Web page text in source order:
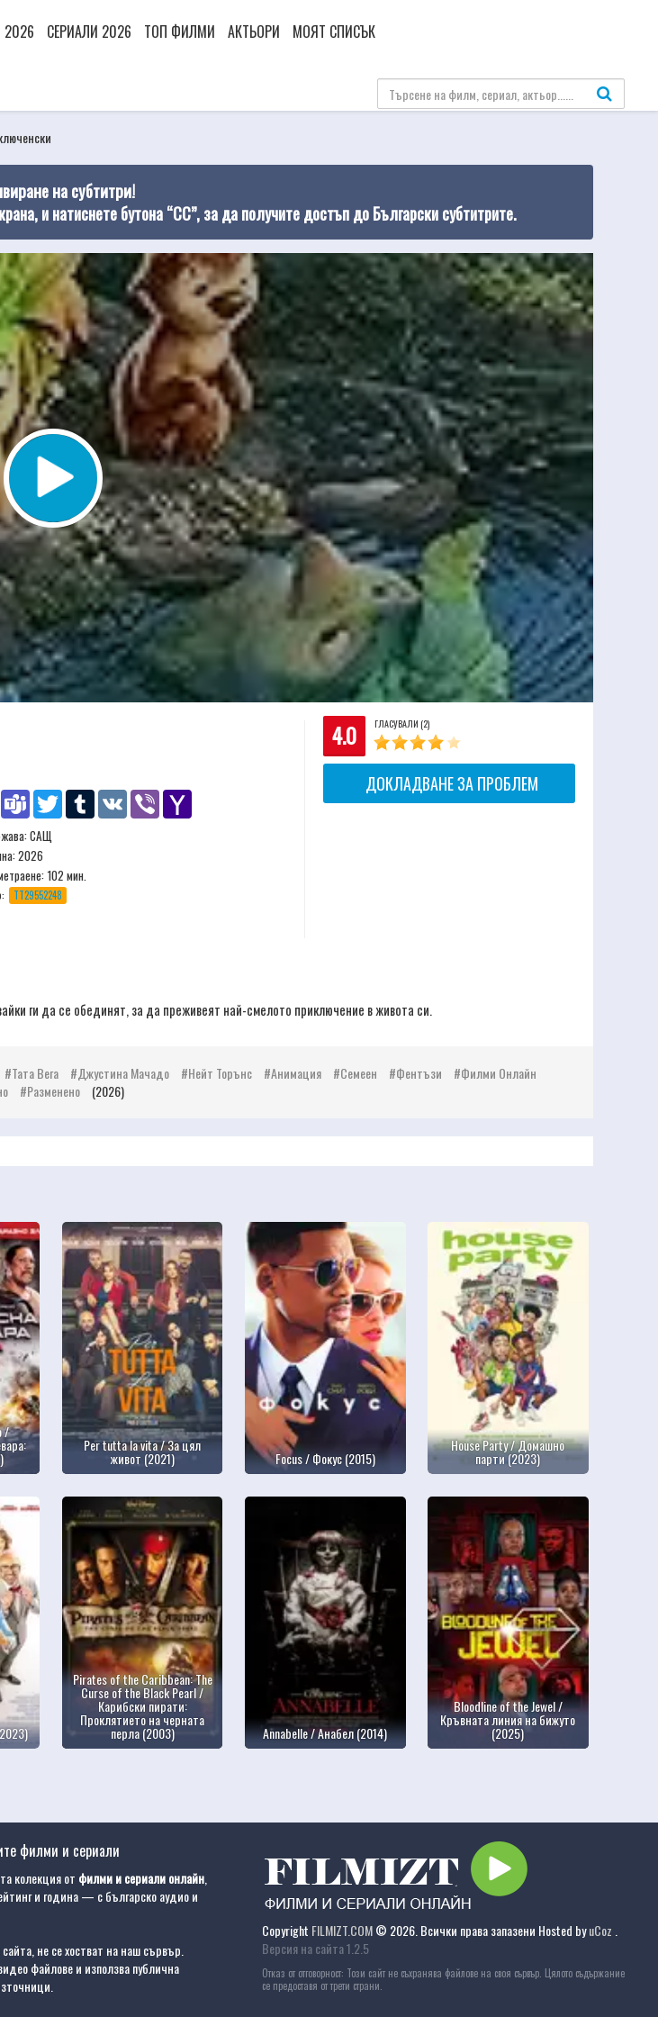
СЕРИАЛИ 2026 ТОП ФИЛМИ АКТЬОРИ МОЯТ СПИСЪК
на субтитри!
и натиснете бутона “CC”, за да получите достъп до Български субтитрите.
4.0 ГЛАСУВАЛИ (2)
ДОКЛАДВАНЕ ЗА ПРОБЛЕМ
LinkedIn Teams Twitter Tumblr VK Viber
САЩ
2026
102 мин.
TT29552248
ги да се обединят, за да преживеят най-смелото приключение в живота си.
Тата Вега Джустина Мачадо Нейт Торънс Анимация Семеен Фентъзи
Филми Онлайн
Разменено (2026)
/
Per tutta la vita / За цял
живот (2021) Focus / Фокус (2015)
House Party / Домашно
парти (2023)
Pirates of the Caribbean: The
Curse of the Black Pearl /
Карибски пирати:
Проклятието на черната
перла (2003) Annabelle / Анабел (2014)
Bloodline of the Jewel /
Кръвната линия на бижуто
(2025)
филми и сериали
колекция от филми и сериали онлайн
и година — с българско аудио и
не се хостват на наш сървър.
файлове и използва публична
Copyright FILMIZT.COM© 2026. Всички права запазени Hosted byuCoz
Версия на сайта 1.2.5
Отказ от отговорност: Този сайт не съхранява файлове на своя сървър. Цялото съдържание
се предоставя от трети страни.